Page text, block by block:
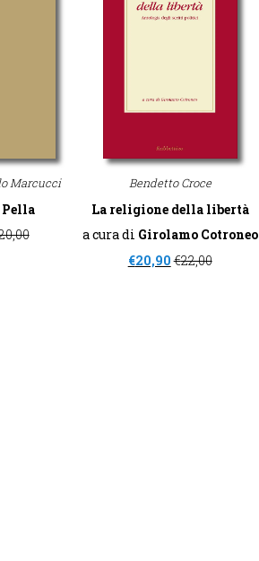
Marcucci
Pella
Bendetto Croce
La religione della libertà
a cura di Girolamo Cotroneo
€20,90€22,00